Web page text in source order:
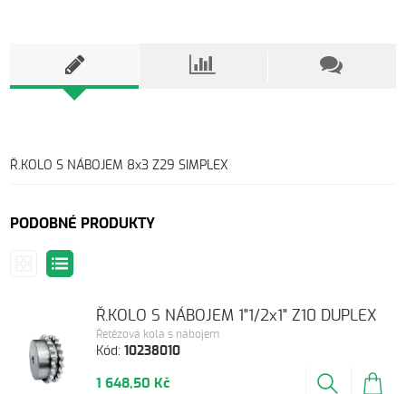
Ř.KOLO S NÁBOJEM 8x3 Z29 SIMPLEX
PODOBNÉ PRODUKTY
Kód:10238010
Řetězová kola s nábojem
Ř.KOLO S NÁBOJEM 1"1/2x1" Z10 DUPLEX
1 648,50 Kč